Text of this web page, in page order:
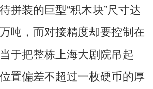
装的巨型“积木块”尺寸达
吨，而对接精度却要控制在
于把整栋上海大剧院吊起
置偏差不超过一枚硬币的厚